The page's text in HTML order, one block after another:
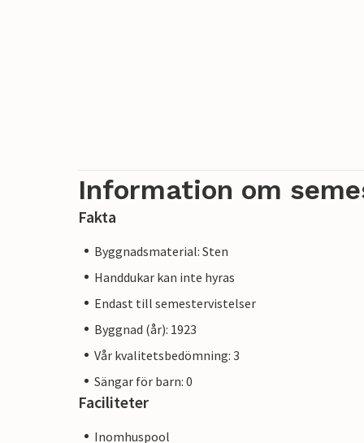
Information om
Fakta
Byggnadsmaterial: Sten
Handdukar kan inte hyras
Endast till semestervistelser
Byggnad (år): 1923
Vår kvalitetsbedömning: 3
Sängar för barn: 0
Faciliteter
Inomhuspool